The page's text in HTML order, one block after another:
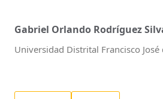
Gabriel Orlando Rodríguez
Universidad Distrital Francisco José